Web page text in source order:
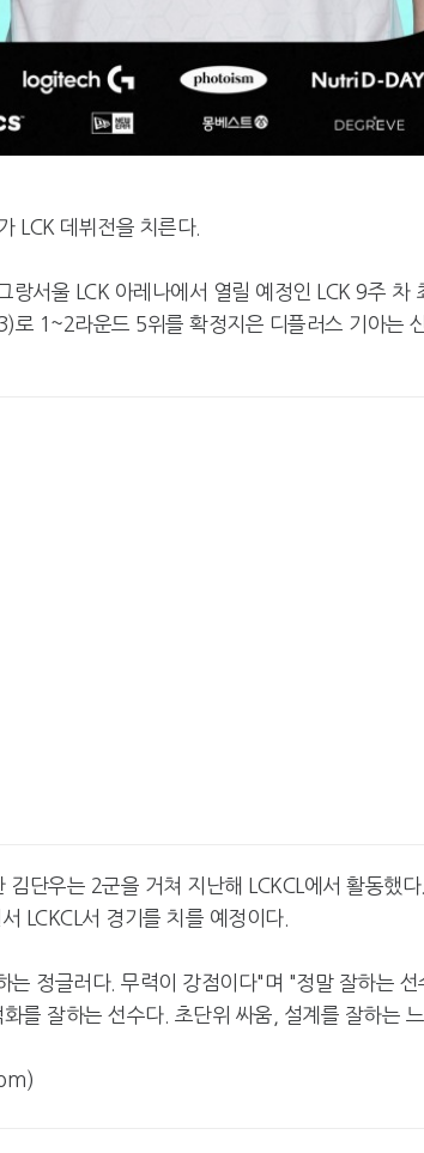
LCK 데뷔전을 치른다.
랑서울 LCK 아레나에서 열릴 예정인 LCK 9주 차
1~2라운드 5위를 확정지은 디플러스 기아는
단우는 2군을 거쳐 지난해 LCKCL에서 활동했
LCKCL서 경기를 치를 예정이다.
는 정글러다. 무력이 강점이다"며 "정말 잘하는
를 잘하는 선수다. 초단위 싸움, 설계를 잘하는